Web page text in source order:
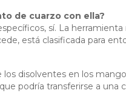
de cuarzo con ella?
sí. La
está clasificada para
disolventes en los
podría transferirse a una